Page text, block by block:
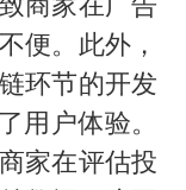
便。此外，
环节的开发
用户体验。
家在评估投